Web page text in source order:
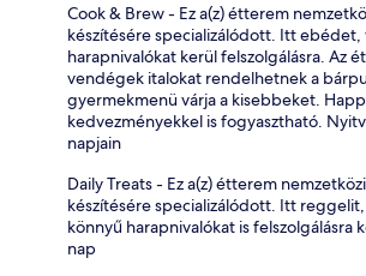
Cook & Brew - Ez a(z) étterem
készítésére specializálódott. Itt ebédet,
harapnivalókat kerül felszolgálásra. Az
vendégek italokat rendelhetnek a
gyermekmenü várja a kisebbeket.
kedvezményekkel is fogyasztható.
napjain
Daily Treats - Ez a(z) étterem
készítésére specializálódott. Itt
könnyű harapnivalókat is felszolgálásra
nap